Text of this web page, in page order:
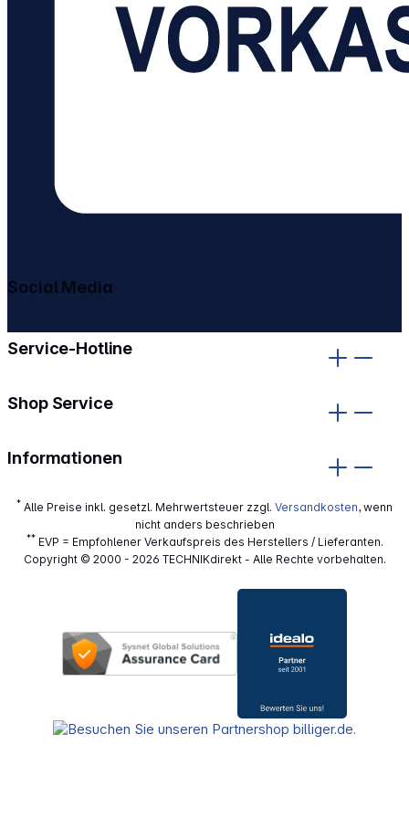
Service-Hotline
Shop Service
Informationen
Social Media
* Alle Preise inkl. gesetzl. Mehrwertsteuer zzgl. Versandkosten, wenn
nicht anders beschrieben
**EVP = Empfohlener Verkaufspreis des Herstellers / Lieferanten.
Copyright © 2000 - 2026 TECHNIKdirekt - Alle Rechte vorbehalten.